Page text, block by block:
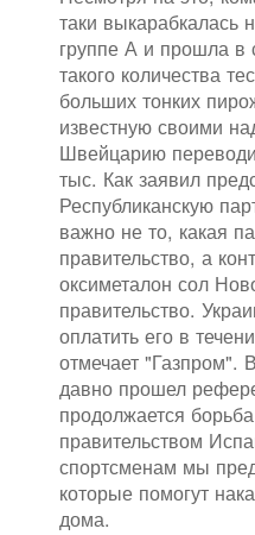
таки выкарабкалась
группе А и прошла
такого количества
больших тонких
известную своими
Швейцарию
тыс. Как заявил
Республиканскую
важно не то, какая
правительство, а
оксиметалон сол
правительство.
оплатить его в
отмечает "Газпром".
давно прошел
продолжается
правительством
спортсменам мы
которые помогут
дома.